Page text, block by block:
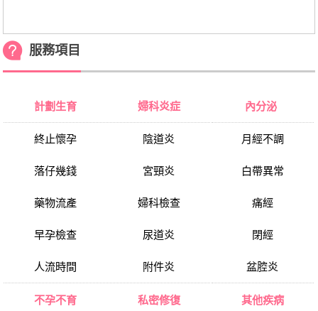
服務項目
計劃生育
終止懷孕
落仔幾錢
藥物流產
早孕檢查
人流時間
婦科炎症
陰道炎
宮頸炎
婦科檢查
尿道炎
附件炎
內分泌
月經不調
白帶異常
痛經
閉經
盆腔炎
不孕不育 私密修復 其他疾病